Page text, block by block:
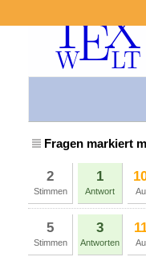
Fragen markiert
2
Stimmen
1
Antwort
5
Stimmen
3
Antworten